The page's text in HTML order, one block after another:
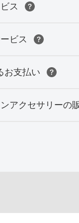
ス
ビス
お支払い
アクセサリーの